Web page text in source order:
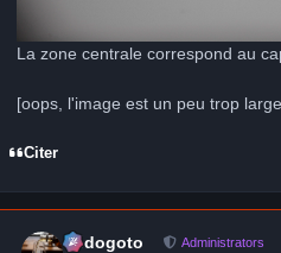
La zone centrale correspond au
[oops, l'image est un peu trop
Citer
frédogoto Administrators